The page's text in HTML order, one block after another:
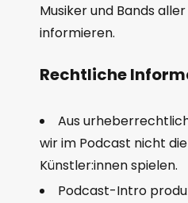
Musiker und Bands
informieren.
Rechtliche
Aus
wir im Podcast nicht
Künstler:innen spielen.
Podcast-Intro